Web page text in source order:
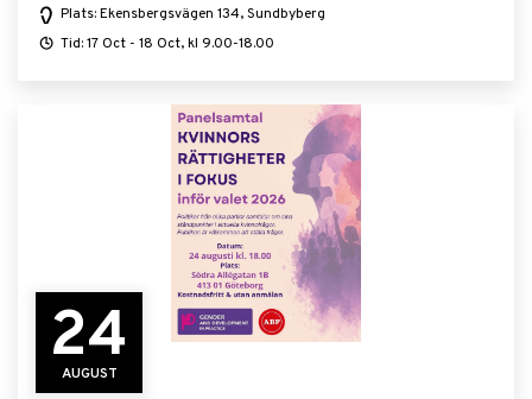
Plats: Ekensbergsvägen 134, Sundbyberg
Tid: 17 Oct - 18 Oct, kl 9.00-18.00
24
AUGUST